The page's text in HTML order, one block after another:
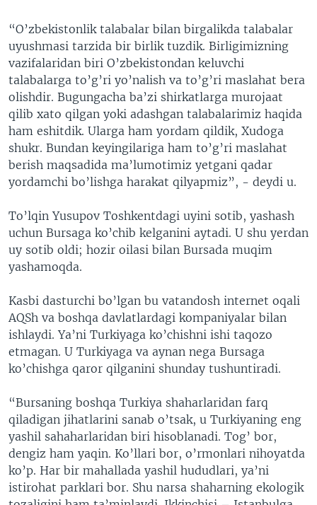
“O’zbekistonlik talabalar bilan birgalikda talabalar
uyushmasi tarzida bir birlik tuzdik. Birligimizning
vazifalaridan biri O’zbekistondan keluvchi
talabalarga to’g’ri yo’nalish va to’g’ri maslahat bera
olishdir. Bugungacha ba’zi shirkatlarga murojaat
qilib xato qilgan yoki adashgan talabalarimiz haqida
ham eshitdik. Ularga ham yordam qildik, Xudoga
shukr. Bundan keyingilariga ham to’g’ri maslahat
berish maqsadida ma’lumotimiz yetgani qadar
yordamchi bo’lishga harakat qilyapmiz”, - deydi u.
To’lqin Yusupov Toshkentdagi uyini sotib, yashash
uchun Bursaga ko’chib kelganini aytadi. U shu yerdan
uy sotib oldi; hozir oilasi bilan Bursada muqim
yashamoqda.
Kasbi dasturchi bo’lgan bu vatandosh internet oqali
AQSh va boshqa davlatlardagi kompaniyalar bilan
ishlaydi. Ya’ni Turkiyaga ko’chishni ishi taqozo
etmagan. U Turkiyaga va aynan nega Bursaga
ko’chishga qaror qilganini shunday tushuntiradi.
“Bursaning boshqa Turkiya shaharlaridan farq
qiladigan jihatlarini sanab o’tsak, u Turkiyaning eng
yashil sahaharlaridan biri hisoblanadi. Tog’ bor,
dengiz ham yaqin. Ko’llari bor, o’rmonlari nihoyatda
ko’p. Har bir mahallada yashil hududlari, ya’ni
istirohat parklari bor. Shu narsa shaharning ekologik